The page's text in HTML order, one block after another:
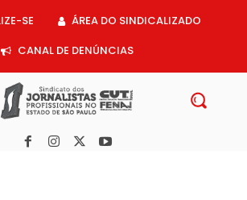
SE
ÁREA DO SINDICALIZADO
CANAL DE DENÚNCIAS